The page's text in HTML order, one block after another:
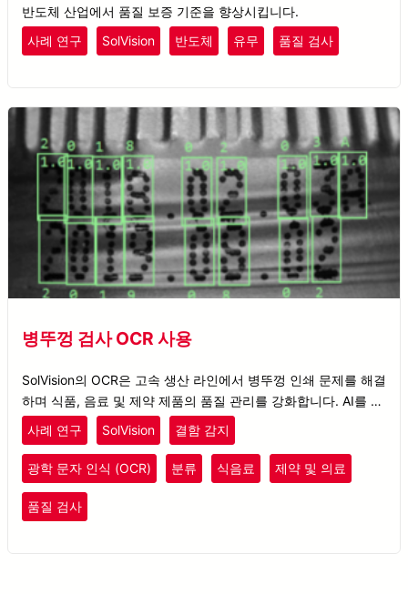
반도체 산업에서 품질 보증 기준을 향상시킵니다.
사례 연구
SolVision 반도체 유무 품질 검사
병뚜껑 검사 OCR 사용
SolVision의 OCR은 고속 생산 라인에서 병뚜껑 인쇄 문제를 해결
하며 식품, 음료 및 제약 제품의 품질 관리를 강화합니다. AI를 활
용하여 인쇄 품질이 낮은 경우에도 정확한 인식을 제공합니다.
사례 연구 SolVision 결함 감지
광학 문자 인식 (OCR) 분류 식음료 제약 및 의료
품질 검사